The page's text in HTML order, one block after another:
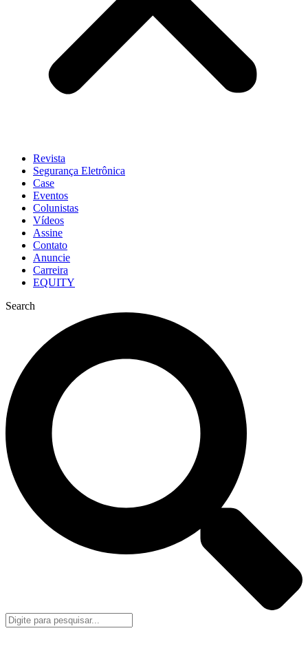
Revista
Segurança Eletrônica
Case
Eventos
Colunistas
Vídeos
Assine
Contato
Anuncie
Carreira
EQUITY
Search